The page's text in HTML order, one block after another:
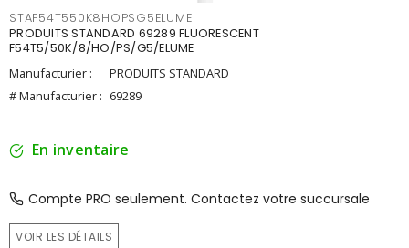
STAF54T550K8HOPSG5ELUME
PRODUITS STANDARD 69289 FLUORESCENT
F54T5/50K/8/HO/PS/G5/ELUME
Manufacturier :
PRODUITS STANDARD
# Manufacturier : 69289
En inventaire
Compte PRO seulement. Contactez votre succursale
VOIR LES DÉTAILS